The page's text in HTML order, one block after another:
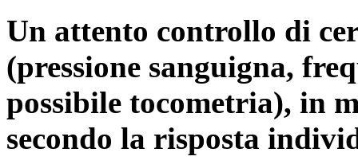
Un attento controllo di
(pressione sanguigna,
possibile tocometria), in
secondo la risposta